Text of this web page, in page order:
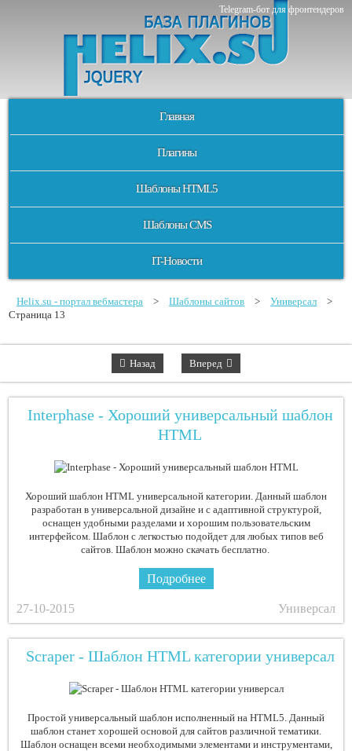
Telegram-бот для фронтендеров
Главная
Плагины
Шаблоны HTML5
Шаблоны CMS
IT-Новости
Helix.su - портал вебмастера > Шаблоны сайтов > Универсал
>
Страница 13
Назад Вперед
Interphase - Хороший универсальный шаблон
HTML
Хороший шаблон HTML универсальной категории. Данный шаблон
разработан в универсальной дизайне и с адаптивной структурой,
оснащен удобными разделами и хорошим пользовательским
интерфейсом. Шаблон с легкостью подойдет для любых типов веб
сайтов. Шаблон можно скачать бесплатно.
Подробнее
27-10-2015 Универсал
Scraper - Шаблон HTML категории универсал
Простой универсальный шаблон исполненный на HTML5. Данный
шаблон станет хорошей основой для сайтов различной тематики.
Шаблон оснащен всеми необходимыми элементами и инструментами,